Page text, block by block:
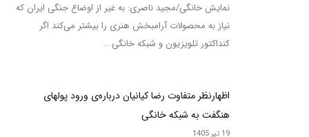
نمایش خانگی/مجید ناصری: به غیر از اوضاع جنگی ایران که
نیاز به محصولات آرامبخش هنری را بیشتر می‌کند اگر
کنداکتور تلویزیون و شبکه خانگی...
اظهارنظر متفاوت رضا کیانیان درباره‌ی ورود پولهای
هنگفت به شبکه خانگی
19 تیر 1405